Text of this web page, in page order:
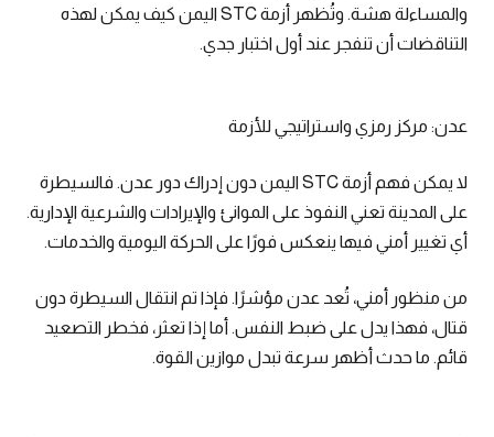
والمساءلة هشة. وتُظهر أزمة STC اليمن كيف يمكن لهذه
التناقضات أن تنفجر عند أول اختبار جدي.
عدن: مركز رمزي واستراتيجي للأزمة
لا يمكن فهم أزمة STC اليمن دون إدراك دور عدن. فالسيطرة
على المدينة تعني النفوذ على الموانئ والإيرادات والشرعية الإدارية.
أي تغيير أمني فيها ينعكس فورًا على الحركة اليومية والخدمات.
من منظور أمني، تُعد عدن مؤشرًا. فإذا تم انتقال السيطرة دون
قتال، فهذا يدل على ضبط النفس. أما إذا تعثر، فخطر التصعيد
قائم. ما حدث أظهر سرعة تبدل موازين القوة.